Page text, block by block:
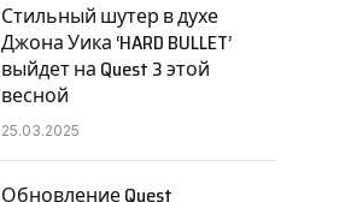
Стильный шутер в духе
Джона Уика ‘HARD BULLET’
выйдет на Quest 3 этой
весной
25.03.2025
Обновление Quest